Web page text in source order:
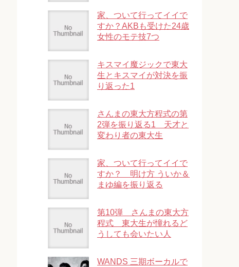
家、ついて行ってイイで
すか？AKBも受けた24歳
女性のモテ技7つ
キスマイ魔ジックで東大
生とキスマイが対決を振
り返った1
さんまの東大方程式の第
2弾を振り返る1 天才と
変わり者の東大生
家、ついて行ってイイで
すか？ 明け方 ういか＆
まゆ編を振り返る
第10弾 さんまの東大方
程式 東大生が憧れるど
うしても会いたい人
WANDS 三期ボーカルで